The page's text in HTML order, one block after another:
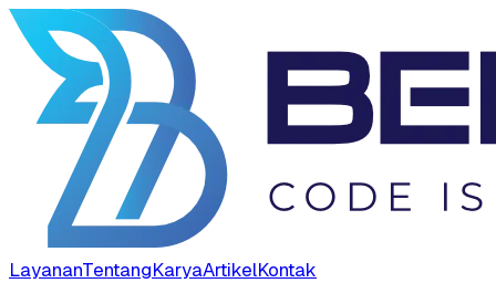
LayananTentangKaryaArtikelKontak